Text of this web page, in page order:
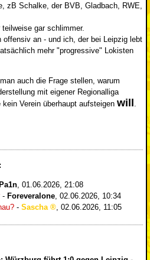
zB Schalke, der BVB, Gladbach, RWE,
gar schlimmer.
offensiv an - und ich, der bei Leipzig lebt
mehr "progressive" Lokisten
auch die Frage stellen, warum
mit eigener Regionalliga
Verein überhaupt aufsteigen will .
Pa1n, 01.06.2026, 21:08
- Foreveralone, 02.06.2026, 10:34
- Sascha , 02.06.2026, 11:05